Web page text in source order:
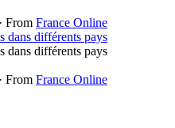
· From France Online
dans différents pays
dans différents pays
· From France Online